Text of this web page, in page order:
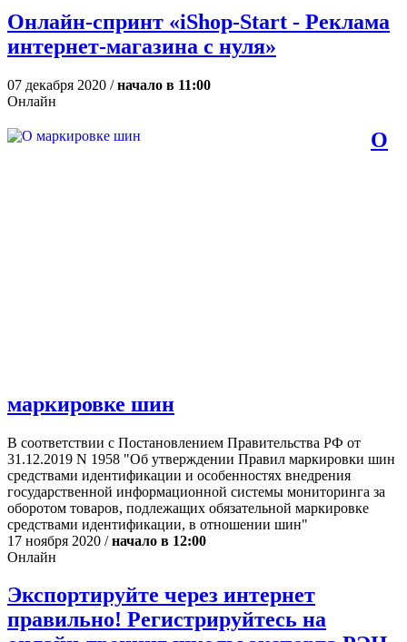
Онлайн-спринт «iShop-Start - Реклама
интернет-магазина с нуля»
07 декабря 2020 /начало в 11:00
Онлайн
О
маркировке шин
В соответствии с Постановлением Правительства РФ от
31.12.2019 N 1958 "Об утверждении Правил маркировки шин
средствами идентификации и особенностях внедрения
государственной информационной системы мониторинга за
оборотом товаров, подлежащих обязательной маркировке
средствами идентификации, в отношении шин"
17 ноября 2020 /начало в 12:00
Онлайн
Экспортируйте через интернет
правильно! Регистрируйтесь на